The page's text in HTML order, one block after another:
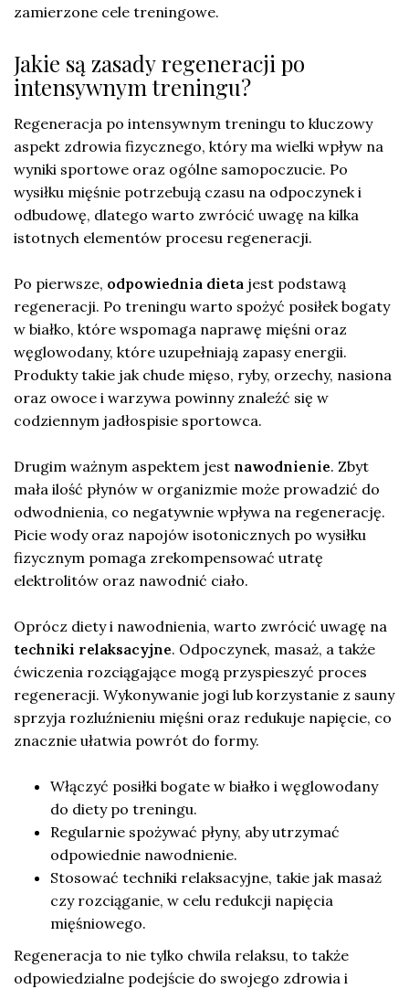
zamierzone cele treningowe.
Jakie są zasady regeneracji po
intensywnym treningu?
Regeneracja po intensywnym treningu to kluczowy
aspekt zdrowia fizycznego, który ma wielki wpływ na
wyniki sportowe oraz ogólne samopoczucie. Po
wysiłku mięśnie potrzebują czasu na odpoczynek i
odbudowę, dlatego warto zwrócić uwagę na kilka
istotnych elementów procesu regeneracji.
Po pierwsze, odpowiednia dieta jest podstawą
regeneracji. Po treningu warto spożyć posiłek bogaty
w białko, które wspomaga naprawę mięśni oraz
węglowodany, które uzupełniają zapasy energii.
Produkty takie jak chude mięso, ryby, orzechy, nasiona
oraz owoce i warzywa powinny znaleźć się w
codziennym jadłospisie sportowca.
Drugim ważnym aspektem jest nawodnienie. Zbyt
mała ilość płynów w organizmie może prowadzić do
odwodnienia, co negatywnie wpływa na regenerację.
Picie wody oraz napojów isotonicznych po wysiłku
fizycznym pomaga zrekompensować utratę
elektrolitów oraz nawodnić ciało.
Oprócz diety i nawodnienia, warto zwrócić uwagę na
techniki relaksacyjne. Odpoczynek, masaż, a także
ćwiczenia rozciągające mogą przyspieszyć proces
regeneracji. Wykonywanie jogi lub korzystanie z sauny
sprzyja rozluźnieniu mięśni oraz redukuje napięcie, co
znacznie ułatwia powrót do formy.
Włączyć posiłki bogate w białko i węglowodany
do diety po treningu.
Regularnie spożywać płyny, aby utrzymać
odpowiednie nawodnienie.
Stosować techniki relaksacyjne, takie jak masaż
czy rozciąganie, w celu redukcji napięcia
mięśniowego.
Regeneracja to nie tylko chwila relaksu, to także
odpowiedzialne podejście do swojego zdrowia i